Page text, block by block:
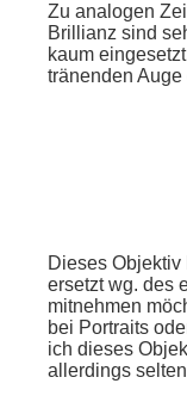
Zu analogen
Brillianz sind
kaum
tränenden Auge
Dieses
ersetzt wg. des
mitnehmen
bei Portraits
ich dieses
allerdings